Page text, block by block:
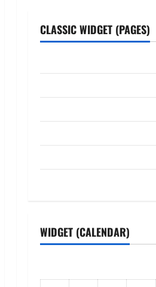
CLASSIC WIDGET (PAGES)
WIDGET (CALENDAR)